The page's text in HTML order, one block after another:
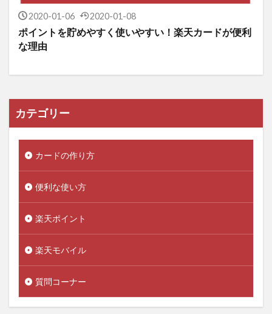
2020-01-06 2020-01-08
ポイントを貯めやすく使いやすい！楽天カードが便利
な理由
カテゴリー
カードの作り方
便利な使い方
楽天ポイント
楽天モバイル
質問コーナー